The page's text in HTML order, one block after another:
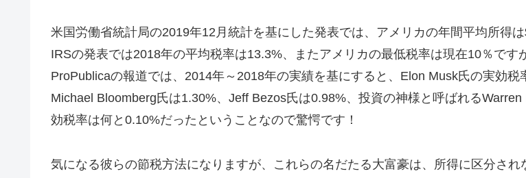
米国労働省統計局の2019年12月統計を基にした発表では、アメリカの年間平均所得は
IRSの発表では2018年の平均税率は13.3%、またアメリカの最低税率は現在10％です
ProPublicaの報道では、2014年～2018年の実績を基にすると、Elon Musk氏の実効税
Michael Bloomberg氏は1.30%、Jeff Bezos氏は0.98%、投資の神様と呼ばれるWarren
効税率は何と0.10%だったということなので驚愕です！
気になる彼らの節税方法になりますが、これらの名だたる大富豪は、所得に区分され